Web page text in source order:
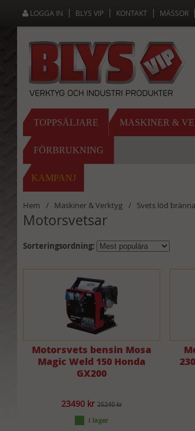
LOGGA IN BLYS VIP KONTAKT MÄSSOR
TOPPSÄLJARE MASKINER &
FÖRBRUKNING
KAMPANJ
Hem Maskiner & Verktyg Svets löd
Motorsvetsar
Sorteringsordning:
Motorsvets bensin Mosa
Magic Weld 150 Honda
GX200
23490 kr 25240 kr